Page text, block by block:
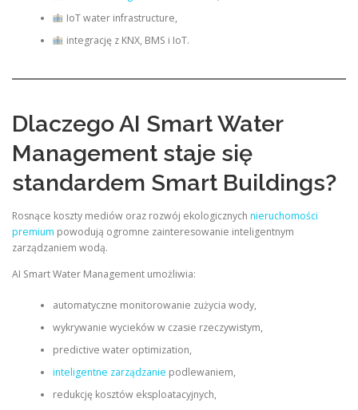
IoT water infrastructure,
integrację z KNX, BMS i IoT.
Dlaczego AI Smart Water
Management staje się
standardem Smart Buildings?
Rosnące koszty mediów oraz rozwój ekologicznych nieruchomości
premium powodują ogromne zainteresowanie inteligentnym
zarządzaniem wodą.
AI Smart Water Management umożliwia:
automatyczne monitorowanie zużycia wody,
wykrywanie wycieków w czasie rzeczywistym,
predictive water optimization,
inteligentne zarządzanie podlewaniem,
redukcję kosztów eksploatacyjnych,